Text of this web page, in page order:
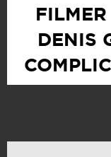
DENIS